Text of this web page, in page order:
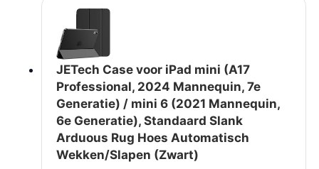
JETech Case voor iPad mini (A17
Professional, 2024 Mannequin, 7e
Generatie) / mini 6 (2021 Mannequin,
6e Generatie), Standaard Slank
Arduous Rug Hoes Automatisch
Wekken/Slapen (Zwart)